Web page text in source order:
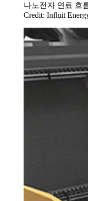
나노전자 연료 흐
Credit: Influit